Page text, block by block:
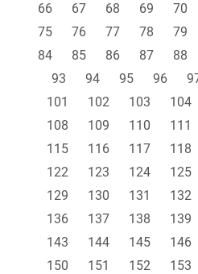
66
67 68 69 70
75
76 77 78 79
84
85 86 87 88
93
94 95 96
101
102 103 104
108
109 110 111
115
116 117 118
122
123 124 125
129
130 131 132
136
137 138 139
143
144 145 146
150
151 152 153